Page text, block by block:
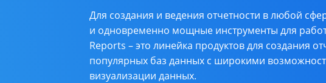
Для создания и ведения отчетности в любой
и одновременно мощные инструменты для
Reports – это линейка продуктов для создания
популярных баз данных с широкими
визуализации данных.